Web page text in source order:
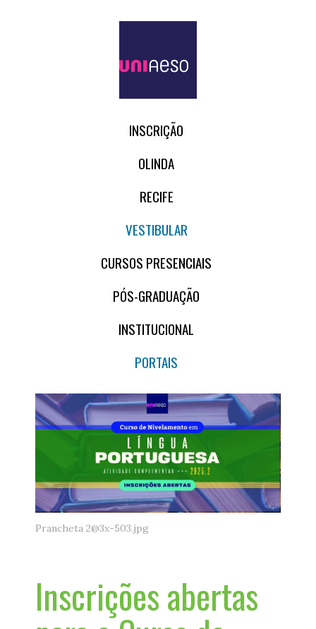
INSCRIÇÃO
OLINDA
RECIFE
VESTIBULAR
CURSOS PRESENCIAIS
PÓS-GRADUAÇÃO
INSTITUCIONAL
PORTAIS
Prancheta 2@3x-503.jpg
Inscrições abertas